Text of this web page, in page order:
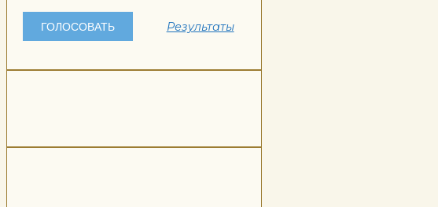
Результаты